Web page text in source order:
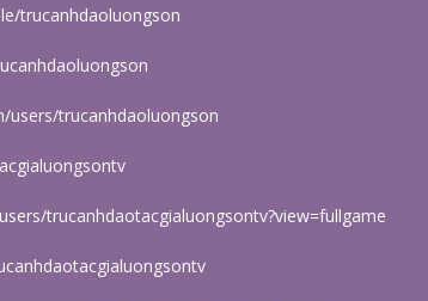
trucanhdaoluongson
trucanhdaoluongson
trucanhdaotacgialuongsontv?view=fullgame